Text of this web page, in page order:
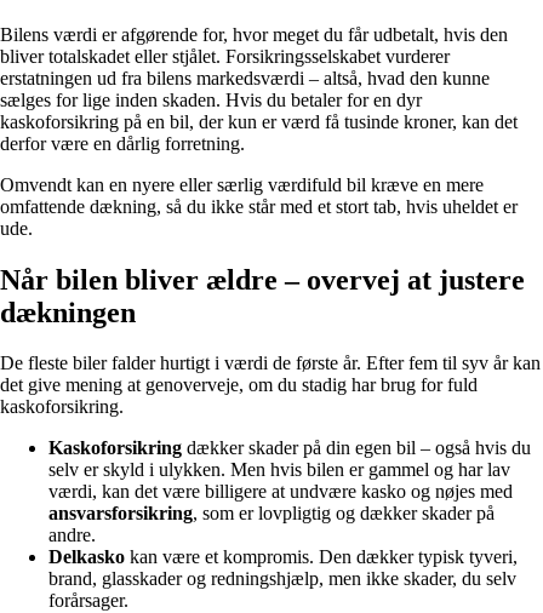
Bilens værdi er afgørende for, hvor meget du får udbetalt, hvis den
bliver totalskadet eller stjålet. Forsikringsselskabet vurderer
erstatningen ud fra bilens markedsværdi – altså, hvad den kunne
sælges for lige inden skaden. Hvis du betaler for en dyr
kaskoforsikring på en bil, der kun er værd få tusinde kroner, kan det
derfor være en dårlig forretning.
Omvendt kan en nyere eller særlig værdifuld bil kræve en mere
omfattende dækning, så du ikke står med et stort tab, hvis uheldet er
ude.
Når bilen bliver ældre – overvej at justere
dækningen
De fleste biler falder hurtigt i værdi de første år. Efter fem til syv år kan
det give mening at genoverveje, om du stadig har brug for fuld
kaskoforsikring.
Kaskoforsikring dækker skader på din egen bil – også hvis du
selv er skyld i ulykken. Men hvis bilen er gammel og har lav
værdi, kan det være billigere at undvære kasko og nøjes med
ansvarsforsikring, som er lovpligtig og dækker skader på
andre.
Delkasko kan være et kompromis. Den dækker typisk tyveri,
brand, glasskader og redningshjælp, men ikke skader, du selv
forårsager.